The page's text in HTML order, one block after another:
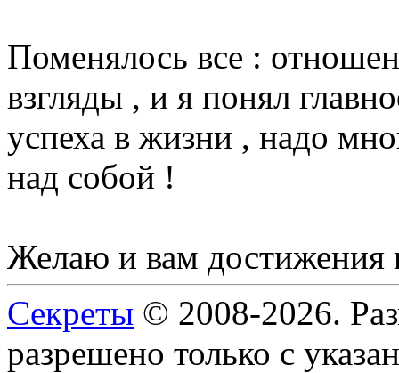
Поменялось все :
взгляды , и я понял
успеха в жизни , надо
над собой !
Желаю и вам достижения
Секреты © 2008-2026.
разрешено только с